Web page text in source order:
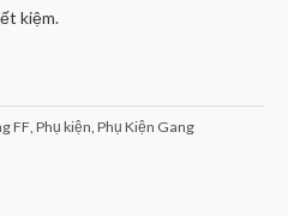
kiệm.
FF Phụ kiện Phụ Kiện Gang